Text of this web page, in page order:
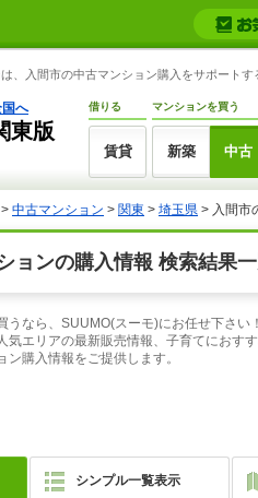
、入間市の中古マンション購入をサポートす
へ
東版
借りる
賃貸
マンションを買う
新築 中古
> 中古マンション > 関東 > 埼玉県 > 入間市
ョンの購入情報 検索結果
うなら、SUUMO(スーモ)にお任せ下さ
気エリアの最新販売情報、子育てにおす
購入情報をご提供します。
シンプル一覧表示